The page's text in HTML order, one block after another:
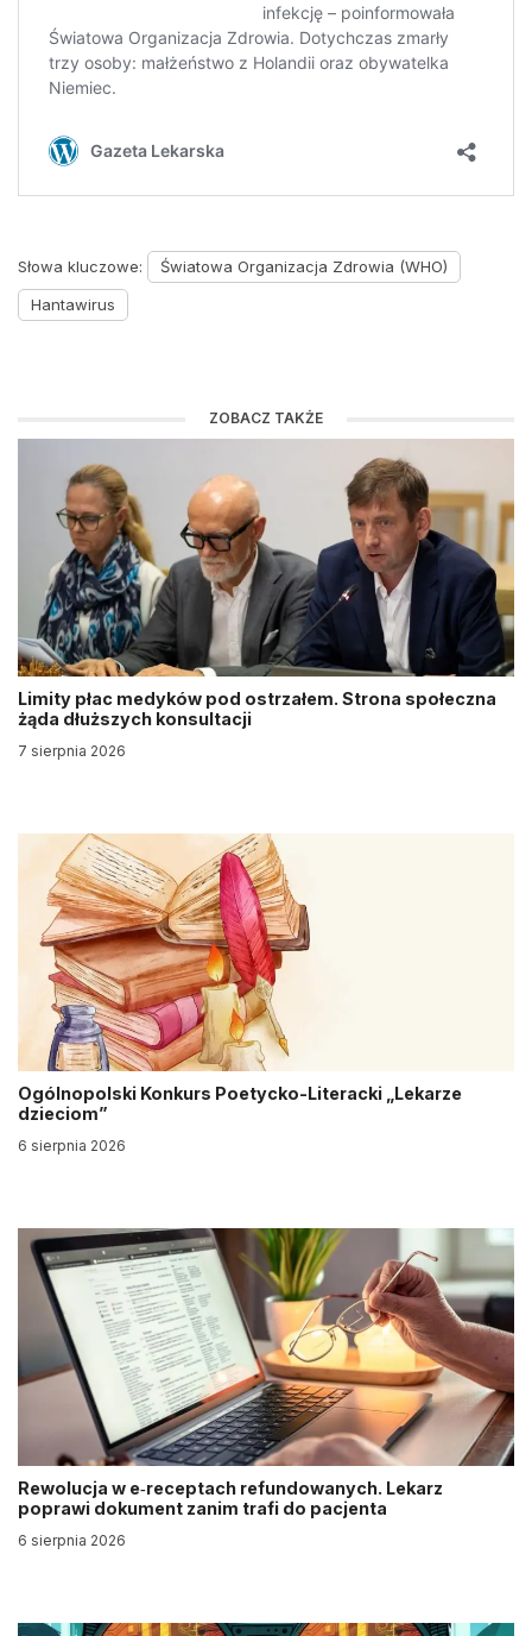
Słowa kluczowe:
Światowa Organizacja Zdrowia (WHO)
Hantawirus
ZOBACZ TAKŻE
Limity płac medyków pod ostrzałem. Strona społeczna
żąda dłuższych konsultacji
7 sierpnia 2026
Ogólnopolski Konkurs Poetycko-Literacki „Lekarze
dzieciom”
6 sierpnia 2026
Rewolucja w e‑receptach refundowanych. Lekarz
poprawi dokument zanim trafi do pacjenta
6 sierpnia 2026